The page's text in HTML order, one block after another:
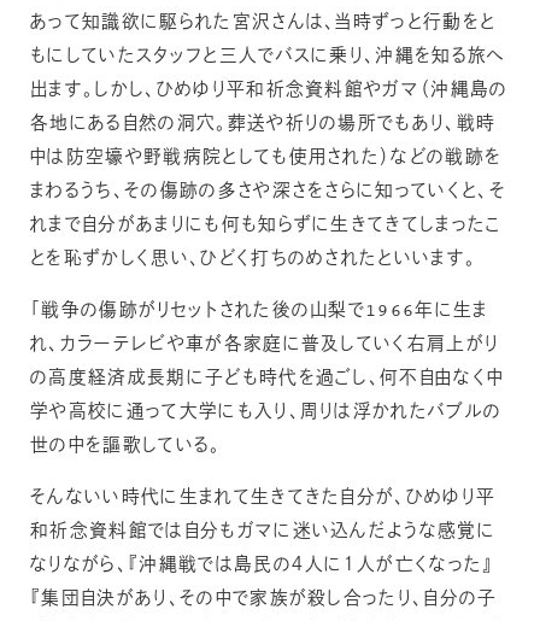
あって知識欲に駆られた宮沢さんは、当時ずっと行動をと
もにしていたスタッフと三人でバスに乗り、沖縄を知る旅へ
出ます。しかし、ひめゆり平和祈念資料館やガマ（沖縄島の
各地にある自然の洞穴。葬送や祈りの場所でもあり、戦時
中は防空壕や野戦病院としても使用された）などの戦跡を
まわるうち、その傷跡の多さや深さをさらに知っていくと、そ
れまで自分があまりにも何も知らずに生きてきてしまったこ
とを恥ずかしく思い、ひどく打ちのめされたといいます。
「戦争の傷跡がリセットされた後の山梨で1966年に生ま
れ、カラーテレビや車が各家庭に普及していく右肩上がり
の高度経済成長期に子ども時代を過ごし、何不自由なく中
学や高校に通って大学にも入り、周りは浮かれたバブルの
世の中を謳歌している。
そんないい時代に生まれて生きてきた自分が、ひめゆり平
和祈念資料館では自分もガマに迷い込んだような感覚に
なりながら、『沖縄戦では島民の４人に１人が亡くなった』
『集団自決があり、その中で家族が殺し合ったり、自分の子